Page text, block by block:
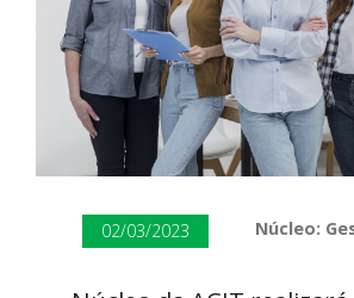
02/03/2023 Núcleo: